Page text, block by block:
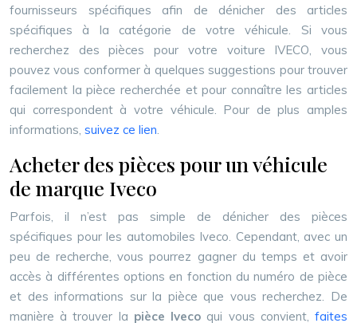
fournisseurs spécifiques afin de dénicher des articles
spécifiques à la catégorie de votre véhicule. Si vous
recherchez des pièces pour votre voiture IVECO, vous
pouvez vous conformer à quelques suggestions pour trouver
facilement la pièce recherchée et pour connaître les articles
qui correspondent à votre véhicule. Pour de plus amples
informations, suivez ce lien.
Acheter des pièces pour un véhicule
de marque Iveco
Parfois, il n’est pas simple de dénicher des pièces
spécifiques pour les automobiles Iveco. Cependant, avec un
peu de recherche, vous pourrez gagner du temps et avoir
accès à différentes options en fonction du numéro de pièce
et des informations sur la pièce que vous recherchez. De
manière à trouver la pièce Iveco qui vous convient,faites